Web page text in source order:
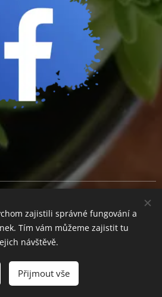
Do košíku
Měna
Kč
EUR €
zajistili správné fungování a
Tím vám můžeme zajistit tu
návštěvě.
Přijmout vše